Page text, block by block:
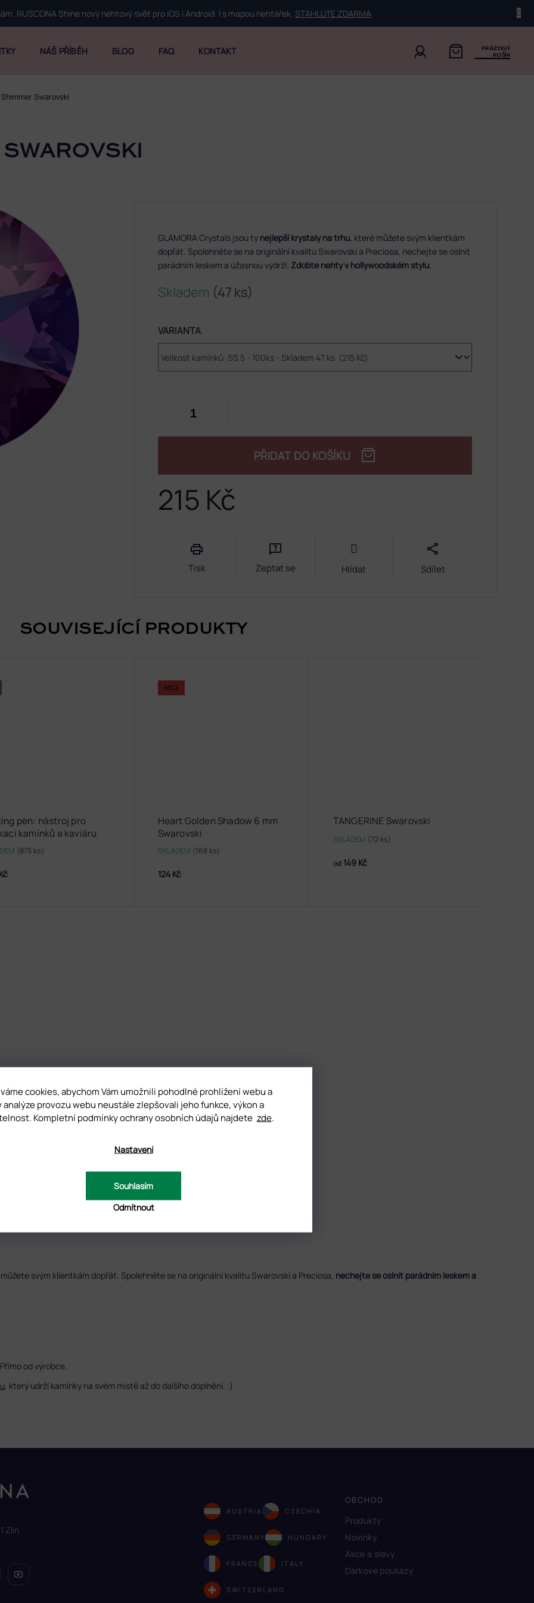
cookies, abychom Vám umožnili pohodlné prohlížení webu a
analýze provozu webu neustále zlepšovali jeho funkce, výkon a
Kompletní podmínky ochrany osobních údajů najdete zde.
Nastavení
Odmítnout
Souhlasím
RUSCONA Shine nový nehtový svět pro iOS i Android. I s mapou nehtařek. STAHUJTE ZDARMA.
PRÁZDNÝ
KOŠÍK
NÁŠ PŘÍBĚH BLOG FAQ KONTAKT
Shimmer Swarovski
215 Kč
Skladem (47 ks)
VARIANTA
PŘIDAT DO KOŠÍKU
GLAMORA Crystals jsou ty nejlepší krystaly na trhu, které můžete svým klientkám
dopřát. Spolehněte se na originální kvalitu Swarovski a Preciosa, nechejte se oslnit
parádním leskem a úžasnou výdrží. Zdobte nehty v hollywoodském stylu.
Tisk Zeptat se Hlídat Sdílet
SOUVISEJÍCÍ PRODUKTY
pen: nástroj pro
kamínků a kaviáru
(875 ks)
AKCE
Heart Golden Shadow 6 mm
Swarovski
SKLADEM (168 ks)
124 Kč
TANGERINE Swarovski
SKLADEM (72 ks)
od149 Kč
svým klientkám dopřát. Spolehněte se na originální kvalitu Swarovski a Preciosa, nechejte se oslnit parádním leskem a
od výrobce.
, který udrží kamínky na svém místě až do dalšího doplnění. :)
Zlín
AUSTRIA CZECHIA
GERMANY HUNGARY
FRANCE ITALY
SWITZERLAND
OBCHOD
Produkty
Novinky
Akce a slevy
Dárkové poukazy